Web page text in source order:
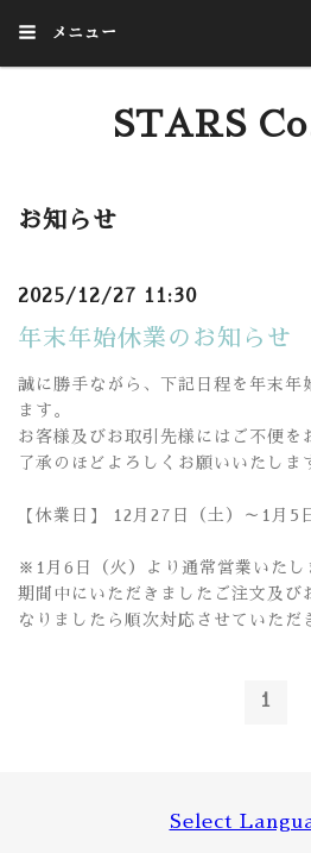
メニュー
STARS
お知らせ
2025/12/27 11:30
年末年始休業のお知らせ
誠に勝手ながら、下記日程を年末年
ます。
お客様及びお取引先様にはご不便を
了承のほどよろしくお願いいたしま
【休業日】 12月27日（土）～1月5
※1月6日（火）より通常営業いたし
期間中にいただきましたご注文及び
なりましたら順次対応させていただ
1
Select